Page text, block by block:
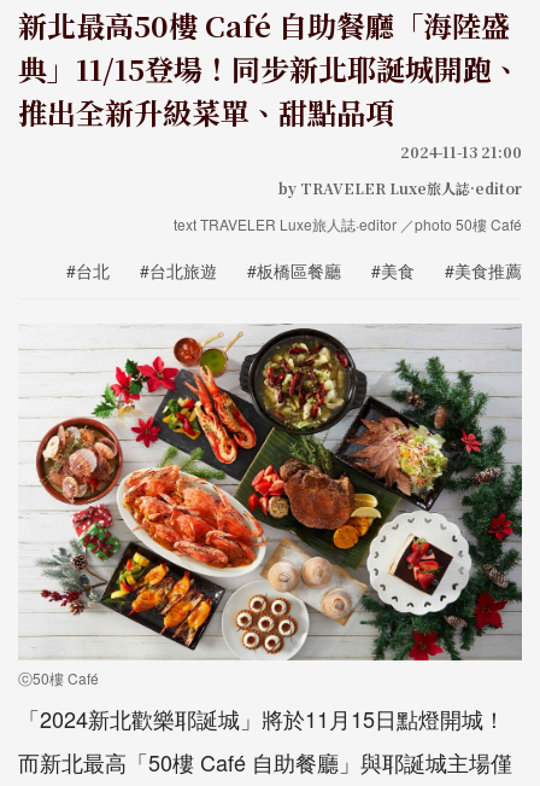
新北最高50樓 Café 自助餐廳「海陸盛
典」11/15登場！同步新北耶誕城開跑、
推出全新升級菜單、甜點品項
2024-11-13 21:00
by TRAVELER Luxe旅人誌·editor
text TRAVELER Luxe旅人誌·editor ／photo 50樓 Café
#台北 #台北旅遊 #板橋區餐廳 #美食 #美食推薦
ⓒ50樓 Café
「2024新北歡樂耶誕城」將於11月15日點燈開城！
而新北最高「50樓 Café 自助餐廳」與耶誕城主場僅